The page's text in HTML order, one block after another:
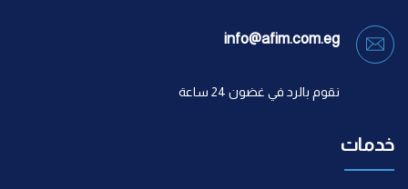
info@afim.com.eg
نقوم بالرد في غضون 24 ساعة
خدمات